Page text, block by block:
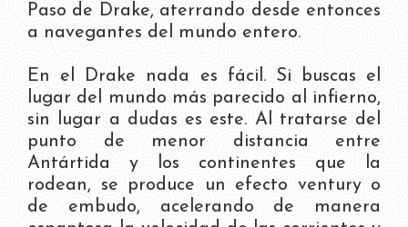
Paso de Drake, aterrando desde entonces
a navegantes del mundo entero.
En el Drake nada es fácil. Si buscas el
lugar del mundo más parecido al infierno,
sin lugar a dudas es este. Al tratarse del
punto de menor distancia entre
Antártida y los continentes que la
rodean, se produce un efecto ventury o
de embudo, acelerando de manera